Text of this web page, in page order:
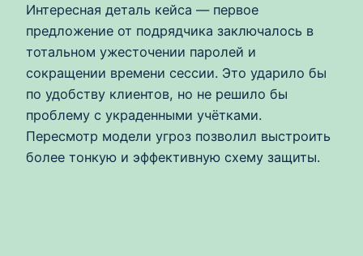
Интересная деталь кейса — первое
предложение от подрядчика заключалось в
тотальном ужесточении паролей и
сокращении времени сессии. Это ударило бы
по удобству клиентов, но не решило бы
проблему с украденными учётками.
Пересмотр модели угроз позволил выстроить
более тонкую и эффективную схему защиты.